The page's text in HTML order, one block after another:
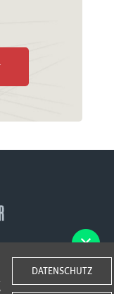
DATENSCHUTZ